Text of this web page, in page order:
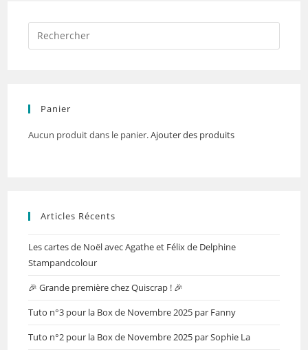
Panier
Aucun produit dans le panier.Ajouter des produits
Articles Récents
Les cartes de Noël avec Agathe et Félix de Delphine
Stampandcolour
🎉 Grande première chez Quiscrap ! 🎉
Tuto n°3 pour la Box de Novembre 2025 par Fanny
Tuto n°2 pour la Box de Novembre 2025 par Sophie La